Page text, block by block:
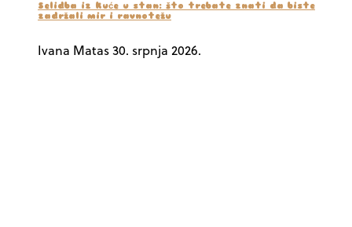
Selidba iz kuće u stan: što trebate znati da biste
zadržali mir i ravnotežu
Ivana Matas30. srpnja 2026.